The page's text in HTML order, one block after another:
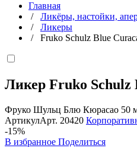
Главная
/ Ликёры, настойки,
/ Ликеры
/ Fruko Schulz Blue
Ликер Fruko Schulz
Фруко Шульц Блю Кюрасао 50
АртикулАрт. 20420
-15%
В избранное Поделиться